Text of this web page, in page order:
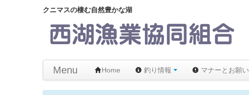
クニマスの棲む自然豊かな湖
Menu Home 釣り情報 マナーとお願い